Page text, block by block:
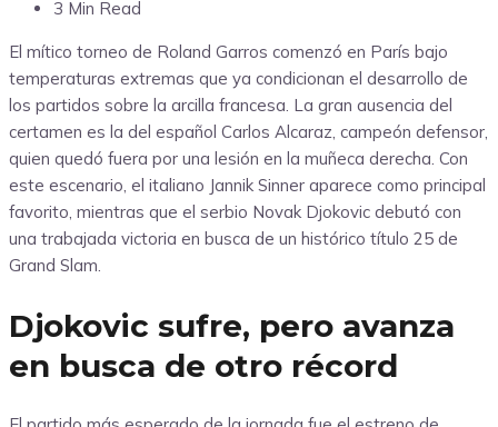
3 Min Read
El mítico torneo de Roland Garros comenzó en París bajo
temperaturas extremas que ya condicionan el desarrollo de
los partidos sobre la arcilla francesa. La gran ausencia del
certamen es la del español Carlos Alcaraz, campeón defensor,
quien quedó fuera por una lesión en la muñeca derecha. Con
este escenario, el italiano Jannik Sinner aparece como principal
favorito, mientras que el serbio Novak Djokovic debutó con
una trabajada victoria en busca de un histórico título 25 de
Grand Slam.
Djokovic sufre, pero avanza
en busca de otro récord